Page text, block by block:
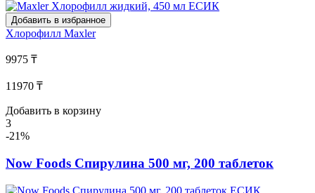
Добавить в избранное
Хлорофилл Maxler
9975 ₸
11970 ₸
Добавить в корзину
3
-21%
Now Foods Спирулина 500 мг, 200 таблеток